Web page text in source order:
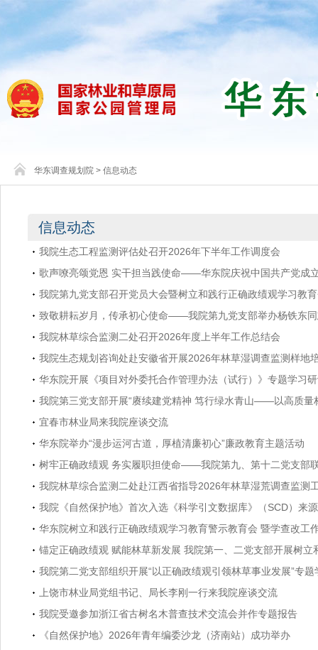
华东调查规划院 > 信息动态
信息动态
我院生态工程监测评估处召开2026年下半年工作调度会
歌声嘹亮颂党恩 实干担当践使命——华东院庆祝中国共产党成
我院第九党支部召开党员大会暨树立和践行正确政绩观学习教
致敬耕耘岁月，传承初心使命——我院第九党支部举办杨铁东
我院林草综合监测二处召开2026年度上半年工作总结会
我院生态规划咨询处赴安徽省开展2026年林草湿调查监测样地
华东院开展《项目对外委托合作管理办法（试行）》专题学习
我院第三党支部开展“赓续建党精神 笃行绿水青山——以高质量
宜春市林业局来我院座谈交流
华东院举办“漫步运河古道，厚植清廉初心”廉政教育主题活动
树牢正确政绩观 务实履职担使命——我院第九、第十二党支部
我院林草综合监测二处赴江西省指导2026年林草湿荒调查监测
我院《自然保护地》首次入选《科学引文数据库》（SCD）来
华东院树立和践行正确政绩观学习教育警示教育会 暨学查改工
锚定正确政绩观 赋能林草新发展 我院第一、二党支部开展树
我院第二党支部组织开展“以正确政绩观引领林草事业发展”专题
上饶市林业局党组书记、局长李刚一行来我院座谈交流
我院受邀参加浙江省古树名木普查技术交流会并作专题报告
《自然保护地》2026年青年编委沙龙（济南站）成功举办